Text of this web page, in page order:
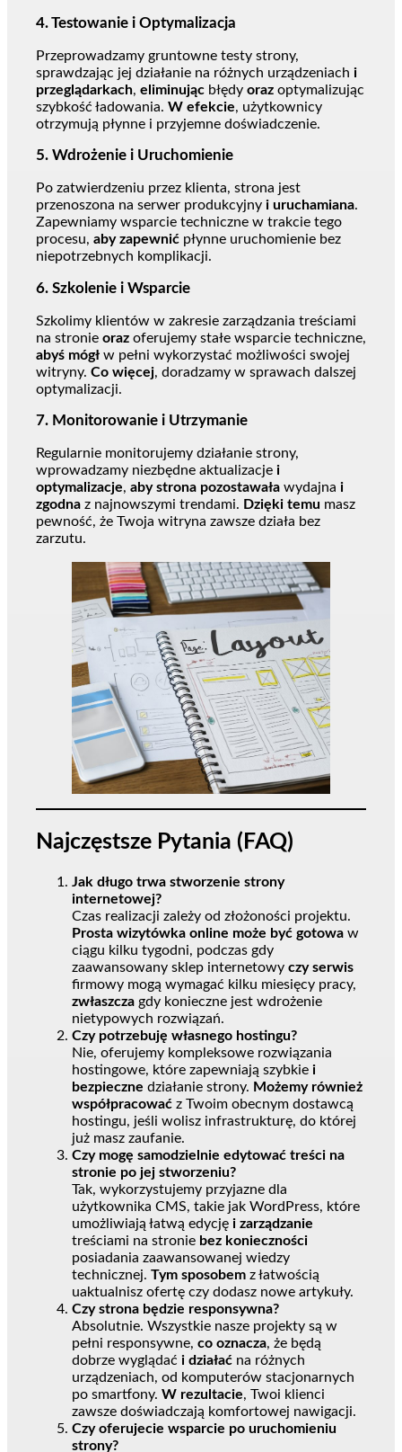
4.Testowanie i Optymalizacja
Przeprowadzamy gruntowne testy strony,
sprawdzając jej działanie na różnych urządzeniach i
przeglądarkach, eliminując błędy oraz optymalizując
szybkość ładowania. W efekcie, użytkownicy
otrzymują płynne i przyjemne doświadczenie.
5. Wdrożenie i Uruchomienie
Po zatwierdzeniu przez klienta, strona jest
przenoszona na serwer produkcyjny i uruchamiana.
Zapewniamy wsparcie techniczne w trakcie tego
procesu, aby zapewnić płynne uruchomienie bez
niepotrzebnych komplikacji.
6. Szkolenie i Wsparcie
Szkolimy klientów w zakresie zarządzania treściami
na stronie oraz oferujemy stałe wsparcie techniczne,
abyś mógł w pełni wykorzystać możliwości swojej
witryny. Co więcej, doradzamy w sprawach dalszej
optymalizacji.
7. Monitorowanie i Utrzymanie
Regularnie monitorujemy działanie strony,
wprowadzamy niezbędne aktualizacje i
optymalizacje, aby strona pozostawała wydajna i
zgodna z najnowszymi trendami. Dzięki temu masz
pewność, że Twoja witryna zawsze działa bez
zarzutu.
Najczęstsze Pytania (FAQ)
Jak długo trwa stworzenie strony
internetowej?
Czas realizacji zależy od złożoności projektu.
Prosta wizytówka online może być gotowa w
ciągu kilku tygodni, podczas gdy
zaawansowany sklep internetowy czy serwis
firmowy mogą wymagać kilku miesięcy pracy,
zwłaszcza gdy konieczne jest wdrożenie
nietypowych rozwiązań.
Czy potrzebuję własnego hostingu?
Nie, oferujemy kompleksowe rozwiązania
hostingowe, które zapewniają szybkie i
bezpieczne działanie strony. Możemy również
współpracować z Twoim obecnym dostawcą
hostingu, jeśli wolisz infrastrukturę, do której
już masz zaufanie.
Czy mogę samodzielnie edytować treści na
stronie po jej stworzeniu?
Tak, wykorzystujemy przyjazne dla
użytkownika CMS, takie jak WordPress, które
umożliwiają łatwą edycję i zarządzanie
treściami na stronie bez konieczności
posiadania zaawansowanej wiedzy
technicznej. Tym sposobem z łatwością
uaktualnisz ofertę czy dodasz nowe artykuły.
Czy strona będzie responsywna?
Absolutnie. Wszystkie nasze projekty są w
pełni responsywne, co oznacza, że będą
dobrze wyglądać i działać na różnych
urządzeniach, od komputerów stacjonarnych
po smartfony. W rezultacie, Twoi klienci
zawsze doświadczają komfortowej nawigacji.
Czy oferujecie wsparcie po uruchomieniu
strony?